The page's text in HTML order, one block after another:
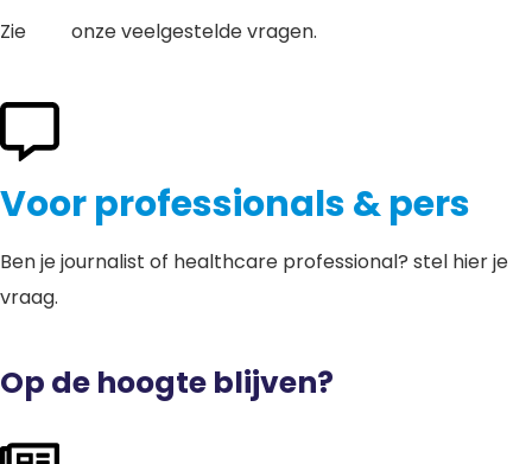
Zie onze veelgestelde vragen.
Voor professionals & pers
Ben je journalist of healthcare professional? stel hier je
vraag.
Op de hoogte blijven?